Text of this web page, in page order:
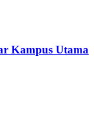
Kampus Utama